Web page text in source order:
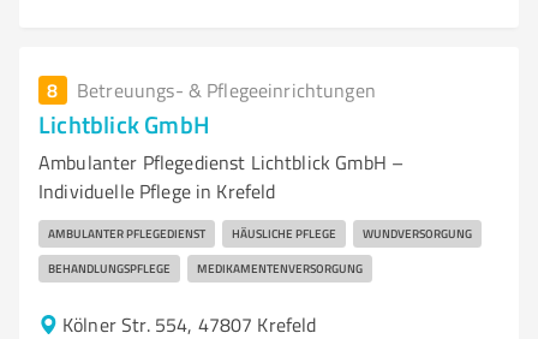
8 Betreuungs- & Pflegeeinrichtungen
Lichtblick GmbH
Ambulanter Pflegedienst Lichtblick GmbH –
Individuelle Pflege in Krefeld
AMBULANTER PFLEGEDIENST HÄUSLICHE PFLEGE WUNDVERSORGUNG
BEHANDLUNGSPFLEGE MEDIKAMENTENVERSORGUNG
Kölner Str. 554, 47807 Krefeld